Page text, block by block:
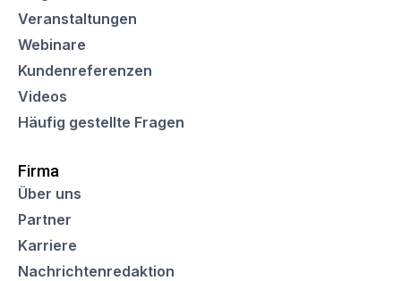
Veranstaltungen
Webinare
Kundenreferenzen
Videos
Häufig gestellte Fragen
Firma
Über uns
Partner
Karriere
Nachrichtenredaktion